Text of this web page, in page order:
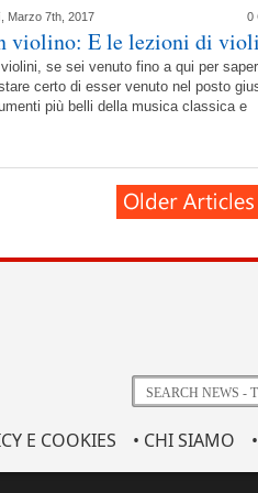
Marzo 7th, 2017 0
violino: E le lezioni di
se sei venuto fino a qui per
certo di esser venuto nel posto
più belli della musica classica e
E COOKIES • CHI SIAMO